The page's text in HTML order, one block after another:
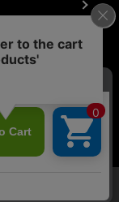
め
だ
能
承諾する